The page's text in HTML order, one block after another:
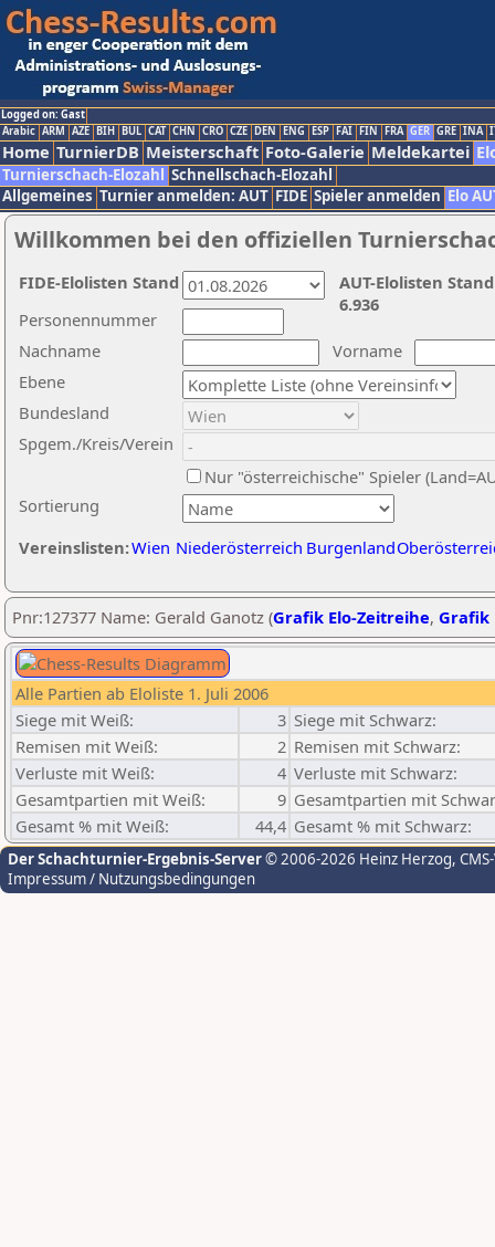
Logged on: Gast
Arabic ARM AZE BIH BUL CAT CHN CRO CZE DEN ENG ESP FAI FIN FRA GER GRE INA
Home TurnierDB Meisterschaft Foto-Galerie Meldekartei
Turnierschach-Elozahl Schnellschach-Elozahl
Allgemeines Turnier anmelden: AUT FIDE Spieler anmelden Elo
Willkommen bei den offiziellen
Nachname
Vorname
Ebene
Sortierung
Personennummer
Bundesland
Spgem./Kreis/Verein
Nur "österreichische" Spieler
Vereinslisten:Wien Niederösterreich Burgenland
AUT-Elolisten
6.936
FIDE-Elolisten Stand
Pnr:127377 Name: Gerald Ganotz (Grafik Elo-Zeitreihe, Grafik
Alle Partien ab Eloliste 1. Juli 2006
Siege mit Weiß:
3 Siege mit Schwarz:
Remisen mit Weiß:
2 Remisen mit Schwarz:
Verluste mit Weiß:
4 Verluste mit Schwarz:
Gesamtpartien mit Weiß:
9 Gesamtpartien mit
Gesamt % mit Weiß:
44,4 Gesamt % mit Schwarz:
Der Schachturnier-Ergebnis-Server© 2006-2026 Heinz Herzog,
Impressum / Nutzungsbedingungen